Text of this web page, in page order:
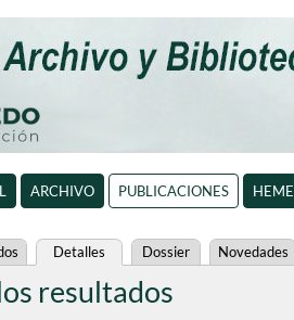
ARCHIVO PUBLICACIONES
Detalles Dossier Novedades
resultados